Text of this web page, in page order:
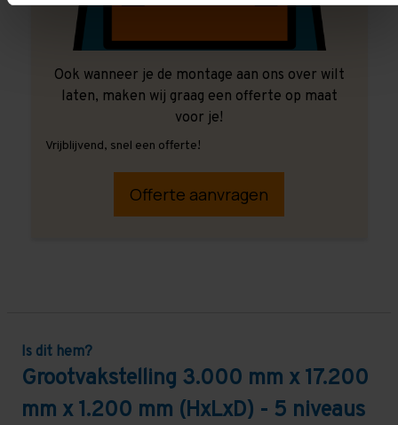
Ook wanneer je de montage aan ons over wilt
laten, maken wij graag een offerte op maat
voor je!
Vrijblijvend, snel een offerte!
Offerte aanvragen
Is dit hem?
Grootvakstelling 3.000 mm x 17.200
mm x 1.200 mm (HxLxD) - 5 niveaus